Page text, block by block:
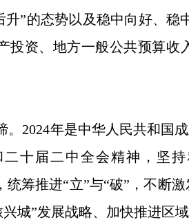
”的态势以及稳中向好、
投资、地方一般公共预算
年是中华人民共和国
十届二中全会精神，坚
统筹推进“立”与“破”，不
城”发展战略、加快推进区